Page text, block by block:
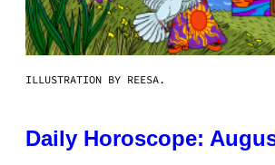
ILLUSTRATION BY REESA.
Daily Horoscope: